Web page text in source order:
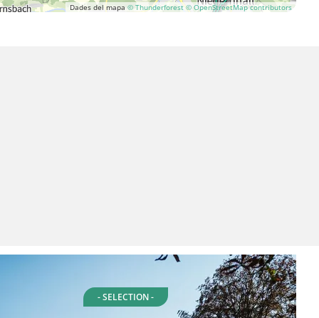
Dades del mapa © Thunderforest © OpenStreetMap contributors
- SELECTION -